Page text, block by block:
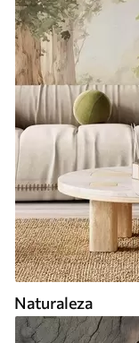
Naturaleza